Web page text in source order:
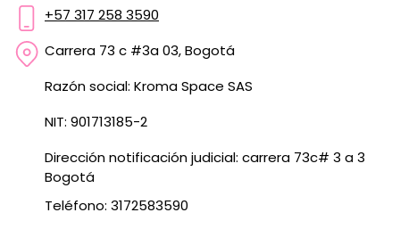
+57 317 258 3590
Carrera 73 c #3a 03, Bogotá
Razón social: Kroma Space SAS
NIT: 901713185-2
Dirección notificación judicial: carrera 73c# 3 a 3
Bogotá
Teléfono: 3172583590